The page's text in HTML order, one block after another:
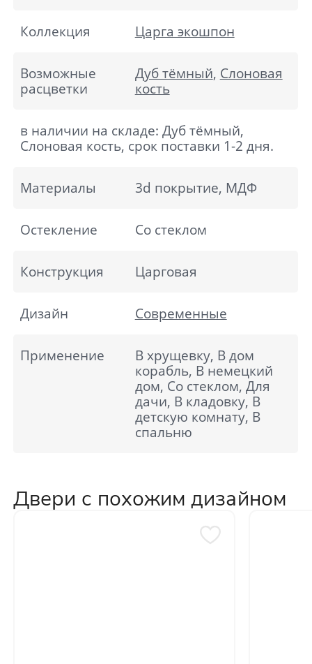
Коллекция Царга экошпон
Возможные
расцветки
Дуб тёмный, Слоновая
кость
в наличии на складе: Дуб тёмный,
Слоновая кость, срок поставки 1-2 дня.
Материалы 3d покрытие, МДФ
Остекление Со стеклом
Конструкция Царговая
Дизайн Современные
Применение
В хрущевку, В дом
корабль, В немецкий
дом, Со стеклом, Для
дачи, В кладовку, В
детскую комнату, В
спальню
Двери с похожим дизайном